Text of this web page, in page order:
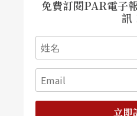
免費訂閱PAR電子
訊
立即